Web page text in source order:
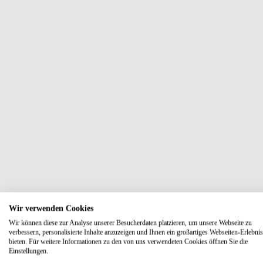
Wir verwenden Cookies
Wir können diese zur Analyse unserer Besucherdaten platzieren, um unsere Webseite zu
verbessern, personalisierte Inhalte anzuzeigen und Ihnen ein großartiges Webseiten-
bieten. Für weitere Informationen zu den von uns verwendeten Cookies öffnen Sie die
Einstellungen.